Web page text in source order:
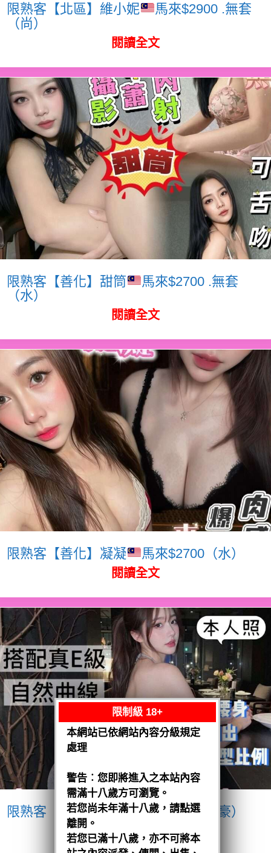
限熟客【北區】維小妮
馬來$2900 .無套
（尚）
閱讀全文
限熟客【善化】甜筒
馬來$2700 .無套
（水）
閱讀全文
限熟客【善化】凝凝 馬來$2700（水）
閱讀全文
限熟客【南區】愛紗 越南$3200（豪）
閱讀全文
限制級 18+
本網站已依網站內容分級規定
處理
警告︰您即將進入之本站內容
需滿十八歲方可瀏覽。
若您尚未年滿十八歲，請點選
離開。
若您已滿十八歲，亦不可將本